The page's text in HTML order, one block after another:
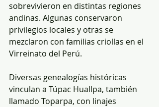
sobrevivieron en distintas regiones
andinas. Algunas conservaron
privilegios locales y otras se
mezclaron con familias criollas en el
Virreinato del Perú.
Diversas genealogías históricas
vinculan a Túpac Huallpa, también
llamado Toparpa, con linajes